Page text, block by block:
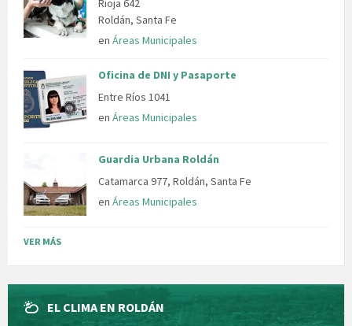
Rioja 642
Roldán, Santa Fe
en Áreas Municipales
Oficina de DNI y Pasaporte
Entre Ríos 1041
en Áreas Municipales
Guardia Urbana Roldán
Catamarca 977, Roldán, Santa Fe
en Áreas Municipales
VER MÁS
EL CLIMA EN ROLDÁN